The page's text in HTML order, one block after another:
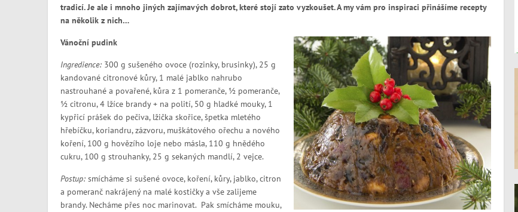
tradicí. Je ale i mnoho jiných zajímavých dobrot, které stojí zato vyzkoušet. A my vám pro inspiraci přinášíme recepty
na několik z nich…
Vánoční pudink
Ingredience:300 g sušeného ovoce (rozinky, brusinky), 25 g
kandované citronové kůry, 1 malé jablko nahrubo
nastrouhané a povařené, kůra z 1 pomeranče, ½ pomeranče,
½ citronu, 4 lžíce brandy + na polití, 50 g hladké mouky, 1
kypřicí prášek do pečiva, lžička skořice, špetka mletého
hřebíčku, koriandru, zázvoru, muškátového ořechu a nového
koření, 100 g hovězího loje nebo másla, 110 g hnědého
cukru, 100 g strouhanky, 25 g sekaných mandlí, 2 vejce.
Postup:smícháme si sušené ovoce, koření, kůry, jablko, citron
a pomeranč nakrájený na malé kostičky a vše zalijeme
brandy. Necháme přes noc marinovat. Pak smícháme mouku,